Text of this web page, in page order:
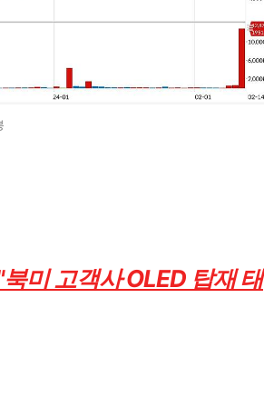
북미 고객사 OLED 탑재 태